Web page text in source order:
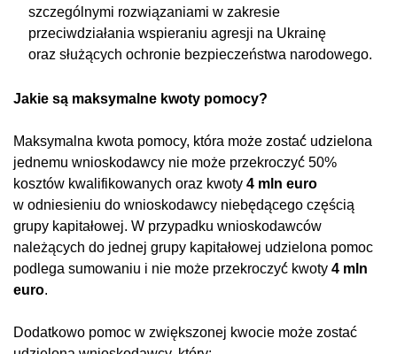
szczególnymi rozwiązaniami w zakresie
przeciwdziałania wspieraniu agresji na Ukrainę
oraz służących ochronie bezpieczeństwa narodowego.
Jakie są maksymalne kwoty pomocy?
Maksymalna kwota pomocy, która może zostać́ udzielona
jednemu wnioskodawcy nie może przekroczyć́ 50%
kosztów kwalifikowanych oraz kwoty 4 mln euro
w odniesieniu do wnioskodawcy niebędącego częścią
grupy kapitałowej. W przypadku wnioskodawców
należących do jednej grupy kapitałowej udzielona pomoc
podlega sumowaniu i nie może przekroczyć́ kwoty 4 mln
euro.
Dodatkowo pomoc w zwiększonej kwocie może zostać